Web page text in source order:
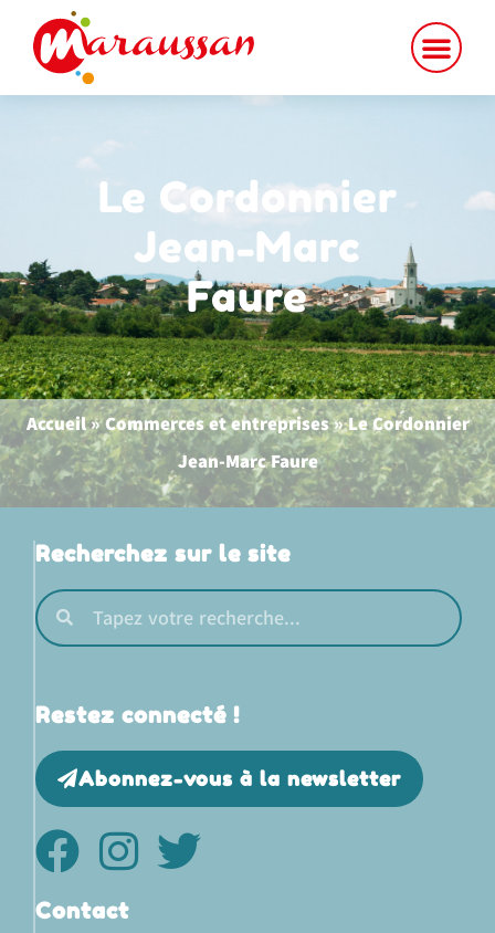
principal
Le Cordonnier
Jean-Marc
Faure
Accueil»Commerces et entreprises»Le Cordonnier
Jean-Marc Faure
Recherchez sur le site
Restez connecté !
Abonnez-vous à la newsletter
Contact